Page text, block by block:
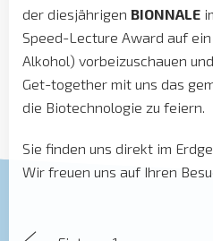
der diesjährigen BIONNALE
Speed-Lecture Award auf
Alkohol) vorbeizuschauen
Get-together mit uns das
die Biotechnologie zu feiern.
Sie finden uns direkt im
Wir freuen uns auf Ihren